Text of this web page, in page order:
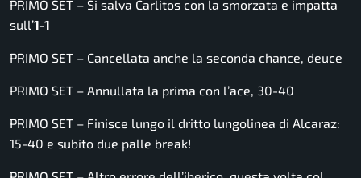
PRIMO SET – Si salva Carlitos con la smorzata e impatta
sull’1-1
PRIMO SET – Cancellata anche la seconda chance, deuce
PRIMO SET – Annullata la prima con l’ace, 30-40
PRIMO SET – Finisce lungo il dritto lungolinea di Alcaraz:
15-40 e subito due palle break!